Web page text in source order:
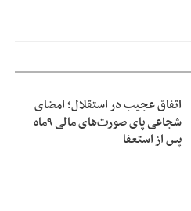
اتفاق عجیب در استقلال؛ امضای
شجاعی پای صورت‌های مالی ٩ماه
پس از استعفا